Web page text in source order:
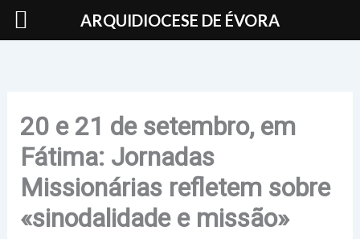
Skip
20 e 21 de setembro, em
Fátima: Jornadas
Missionárias refletem sobre
«sinodalidade e missão»
ARQUIDIOCESE DE ÉVORA